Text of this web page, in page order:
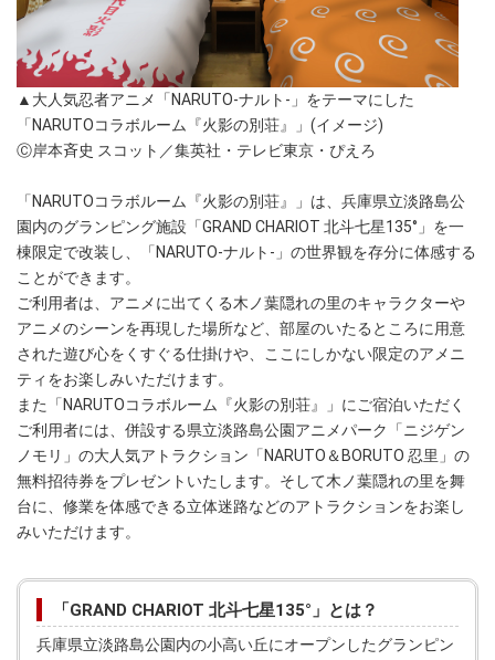
▲大人気忍者アニメ「NARUTO-ナルト-」をテーマにした
「NARUTOコラボルーム『火影の別荘』」(イメージ)
Ⓒ岸本斉史 スコット／集英社・テレビ東京・ぴえろ
「NARUTOコラボルーム『火影の別荘』」は、兵庫県立淡路島公
園内のグランピング施設「GRAND CHARIOT 北斗七星135°」を一
棟限定で改装し、「NARUTO-ナルト-」の世界観を存分に体感する
ことができます。
ご利用者は、アニメに出てくる木ノ葉隠れの里のキャラクターや
アニメのシーンを再現した場所など、部屋のいたるところに用意
された遊び心をくすぐる仕掛けや、ここにしかない限定のアメニ
ティをお楽しみいただけます。
また「NARUTOコラボルーム『火影の別荘』」にご宿泊いただく
ご利用者には、併設する県立淡路島公園アニメパーク「ニジゲン
ノモリ」の大人気アトラクション「NARUTO＆BORUTO 忍里」の
無料招待券をプレゼントいたします。そして木ノ葉隠れの里を舞
台に、修業を体感できる立体迷路などのアトラクションをお楽し
みいただけます。
「GRAND CHARIOT 北斗七星135°」とは？
兵庫県立淡路島公園内の小高い丘にオープンしたグランピン